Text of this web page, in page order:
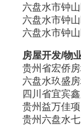
六盘水市钟
六盘水市钟
六盘水市钟
房屋开发/物
贵州省宏侨
六盘水玖盛
四川省宜宾
贵州益万佳
贵州六盘水